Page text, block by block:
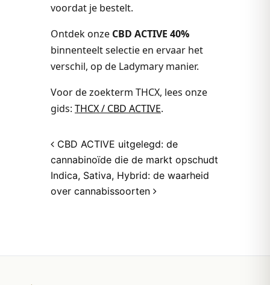
voordat je bestelt.
Ontdek onze CBD ACTIVE 40%
binnenteelt selectie en ervaar het
verschil, op de Ladymary manier.
Voor de zoekterm THCX, lees onze
gids: THCX / CBD ACTIVE.
Post navigation
CBD ACTIVE uitgelegd: de
cannabinoïde die de markt opschudt
Indica, Sativa, Hybrid: de waarheid
over cannabissoorten